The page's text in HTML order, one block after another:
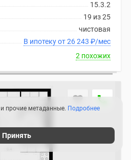
15.3.2
19 из 25
чистовая
В ипотеку от 26 243 ₽/мес
2 похожих
прочие метаданные. Подробнее
Принять